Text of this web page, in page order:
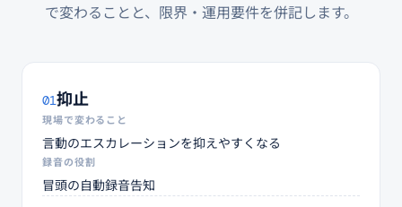
で変わることと、限界・運用要件を併記します。
01抑止
現場で変わること
言動のエスカレーションを抑えやすくなる
録音の役割
冒頭の自動録音告知